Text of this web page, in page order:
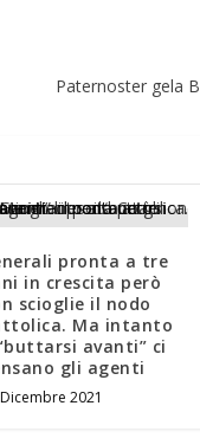
Paternoster gela
pronta a tre
in crescita però
scioglie il nodo
Ma intanto
avanti” ci
gli agenti
2021